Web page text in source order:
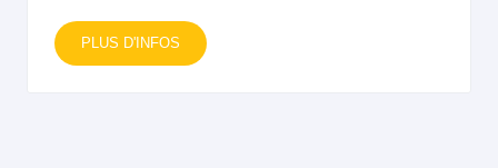
PLUS D'INFOS